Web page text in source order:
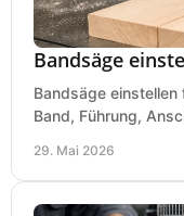
Bandsäge
Bandsäge
Band, Führung,
29. Mai 2026